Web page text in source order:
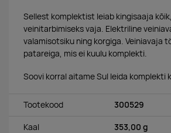
Sellest komplektist leiab kingisaaja
veinitarbimiseks vaja. Elektriline
valamisotsiku ning korgiga. Veiniavaja
patareiga, mis ei kuulu komplekti.
Soovi korral aitame Sul leida komplekti
Tootekood 300529
Kaal 353,00 g